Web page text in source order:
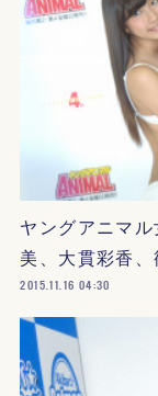
ヤングアニマ
美、大貫彩香
2015.11.16 04:30